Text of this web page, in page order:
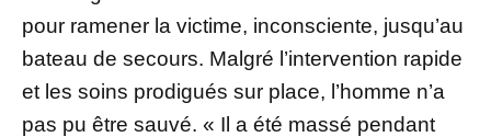
pour ramener la victime, inconsciente, jusqu’au
bateau de secours. Malgré l’intervention rapide
et les soins prodigués sur place, l’homme n’a
pas pu être sauvé. « Il a été massé pendant